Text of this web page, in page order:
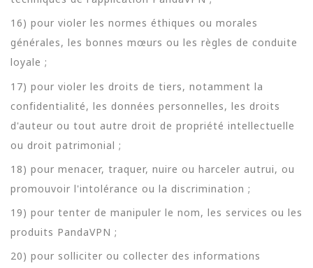
16) pour violer les normes éthiques ou morales
générales, les bonnes mœurs ou les règles de conduite
loyale ;
17) pour violer les droits de tiers, notamment la
confidentialité, les données personnelles, les droits
d'auteur ou tout autre droit de propriété intellectuelle
ou droit patrimonial ;
18) pour menacer, traquer, nuire ou harceler autrui, ou
promouvoir l'intolérance ou la discrimination ;
19) pour tenter de manipuler le nom, les services ou les
produits PandaVPN ;
20) pour solliciter ou collecter des informations